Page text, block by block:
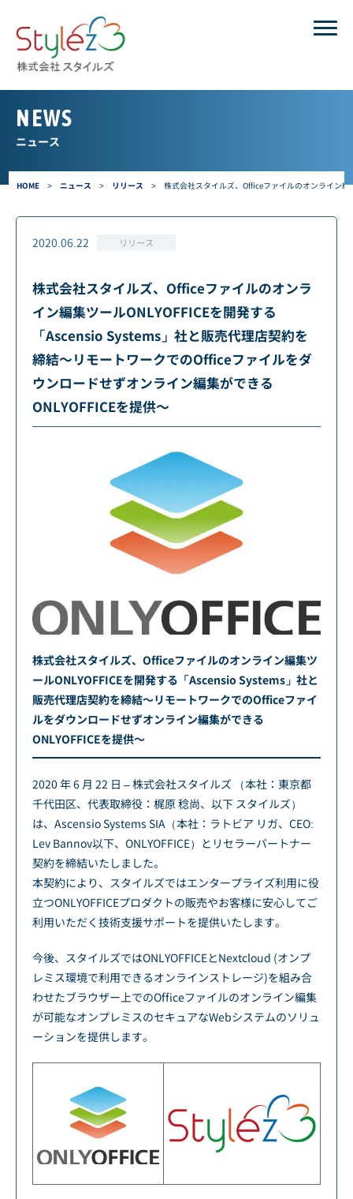
HOME > ニュース > リリース > 株式会社スタイルズ、Officeファイルのオンライン
NEWS
ニュース
2020.06.22 リリース
株式会社スタイルズ、Officeファイルのオンラ
イン編集ツールONLYOFFICEを開発する
「Ascensio Systems」社と販売代理店契約を
締結～リモートワークでのOfficeファイルをダ
ウンロードせずオンライン編集ができる
ONLYOFFICEを提供～
株式会社スタイルズ、Officeファイルのオンライン編集ツ
ールONLYOFFICEを開発する「Ascensio Systems」社と
販売代理店契約を締結～リモートワークでのOfficeファイ
ルをダウンロードせずオンライン編集ができる
ONLYOFFICEを提供～
2020 年 6 月 22 日 – 株式会社スタイルズ （本社：東京都
千代田区、代表取締役：梶原 稔尚、以下 スタイルズ）
は、Ascensio Systems SIA（本社：ラトビア リガ、CEO:
Lev Bannov以下、ONLYOFFICE）とリセラーパートナー
契約を締結いたしました。
本契約により、スタイルズではエンタープライズ利用に役
立つONLYOFFICEプロダクトの販売やお客様に安心してご
利用いただく技術支援サポートを提供いたします。
今後、スタイルズではONLYOFFICEとNextcloud (オンプ
レミス環境で利用できるオンラインストレージ)を組み合
わせたブラウザー上でのOfficeファイルのオンライン編集
が可能なオンプレミスのセキュアなWebシステムのソリュ
ーションを提供します。